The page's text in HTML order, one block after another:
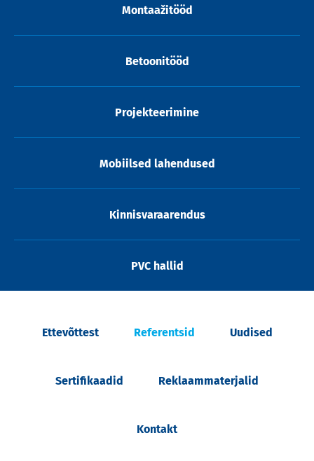
Montaažitööd
Betoonitööd
Projekteerimine
Mobiilsed lahendused
Kinnisvaraarendus
PVC hallid
Ettevõttest Referentsid Uudised
Sertifikaadid Reklaammaterjalid
Kontakt